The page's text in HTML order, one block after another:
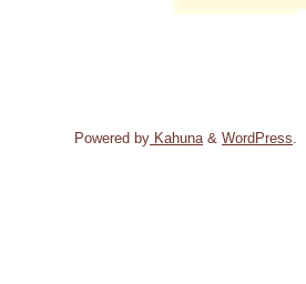
Powered by Kahuna& WordPress.